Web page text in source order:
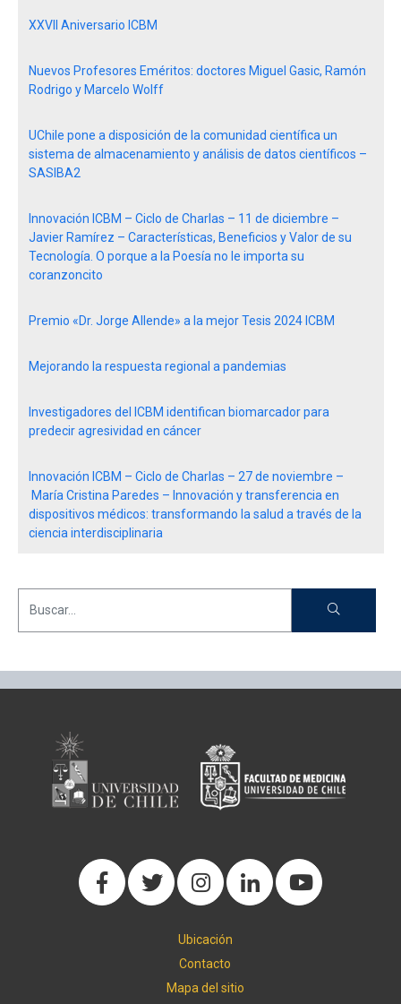
XXVII Aniversario ICBM
Nuevos Profesores Eméritos: doctores Miguel Gasic, Ramón
Rodrigo y Marcelo Wolff
UChile pone a disposición de la comunidad científica un
sistema de almacenamiento y análisis de datos científicos –
SASIBA2
Innovación ICBM – Ciclo de Charlas – 11 de diciembre –
Javier Ramírez – Características, Beneficios y Valor de su
Tecnología. O porque a la Poesía no le importa su
coranzoncito
Premio «Dr. Jorge Allende» a la mejor Tesis 2024 ICBM
Mejorando la respuesta regional a pandemias
Investigadores del ICBM identifican biomarcador para
predecir agresividad en cáncer
Innovación ICBM – Ciclo de Charlas – 27 de noviembre –
María Cristina Paredes – Innovación y transferencia en
dispositivos médicos: transformando la salud a través de la
ciencia interdisciplinaria
Ubicación
Contacto
Mapa del sitio